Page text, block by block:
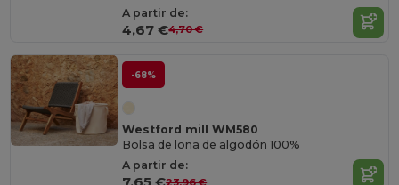
A partir de:
4,67 €4,70 €
-68%
Westford mill WM580
Bolsa de lona de algodón 100%
A partir de:
23,96 €